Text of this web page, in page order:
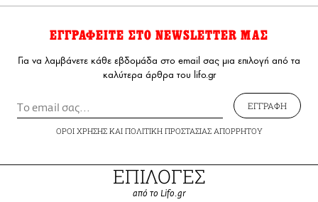
ΕΓΓΡΑΦΕΙΤΕ ΣΤΟ NEWSLETTER ΜΑΣ
Για να λαμβάνετε κάθε εβδομάδα στο email σας μια επιλογή από τα
καλύτερα άρθρα του lifo.gr
ΕΓΓΡΑΦΗ
ΟΡΟΙ ΧΡΗΣΗΣΚΑΙ ΠΟΛΙΤΙΚΗ ΠΡΟΣΤΑΣΙΑΣ ΑΠΟΡΡΗΤΟΥ
ΕΠΙΛΟΓΕΣ
από το Lifo.gr